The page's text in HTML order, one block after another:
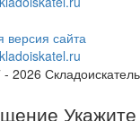
версия сайта
2026